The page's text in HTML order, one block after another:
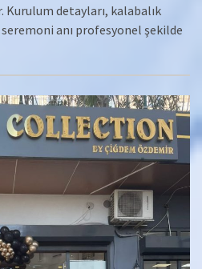
detayları, kalabalık
anı profesyonel şekilde